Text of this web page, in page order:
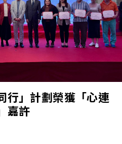
行」計劃榮獲「心連
嘉許